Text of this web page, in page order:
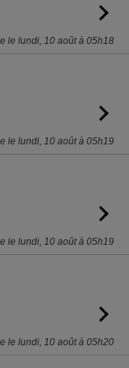
le lundi, 10 août à 05h18
le lundi, 10 août à 05h19
le lundi, 10 août à 05h19
le lundi, 10 août à 05h20